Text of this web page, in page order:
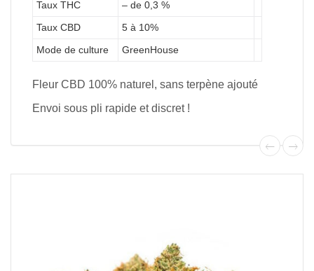
Taux THC
– de 0,3 %
Taux CBD
5 à 10%
Mode de culture
GreenHouse
Fleur CBD 100% naturel, sans terpène ajouté
Envoi sous pli rapide et discret !